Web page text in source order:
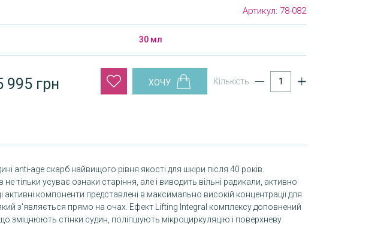
Артикул: 78-082
30 мл
Кількість
995 грн
аnti-age скарб найвищого рівня якості для шкіри після 40 років.
не тільки усуває ознаки старіння, але і виводить вільні радикали, активно
компоненти представлені в максимально високій концентрації для
з'являється прямо на очах. Ефект Lifting Integral комплексу доповнений
що зміцнюють стінки судин, поліпшують мікроциркуляцію і поверхневу